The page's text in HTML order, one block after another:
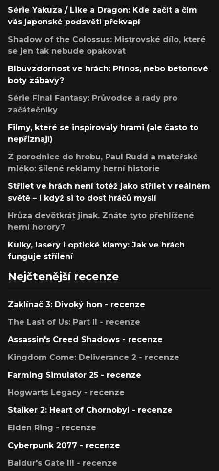
Série Yakuza / Like a Dragon: Kde začít a čím
vás japonské podsvětí překvapí
Shadow of the Colossus: Mistrovské dílo, které
se jen tak nebude opakovat
Blbuvzdornost ve hrách: Přínos, nebo betonové
boty zábavy?
Série Final Fantasy: Průvodce a rady pro
začátečníky
Filmy, které se inspirovaly hrami (ale často to
nepřiznají)
Z porodnice do hrobu, Paul Rudd a mateřské
mléko: šílené reklamy herní historie
Střílet ve hrách není totéž jako střílet v reálném
světě – i když si to dost hráčů myslí
Hrůza devětkrát jinak. Znáte tyto přehlížené
herní horory?
Kulky, lasery i optické klamy: Jak ve hrách
funguje střílení
Nejčtenější recenze
Zaklínač 3: Divoký hon - recenze
The Last of Us: Part II - recenze
Assassin's Creed Shadows - recenze
Kingdom Come: Deliverance 2 - recenze
Farming Simulator 25 - recenze
Hogwarts Legacy - recenze
Stalker 2: Heart of Chornobyl - recenze
Elden Ring - recenze
Cyberpunk 2077 - recenze
Baldur's Gate III - recenze